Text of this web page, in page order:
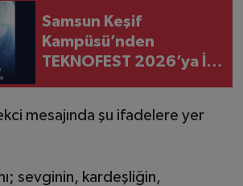
Samsun Keşif
Kampüsü’nden
TEKNOFEST 2026’ya İki
mesajında şu ifadelere yer
sevginin, kardeşliğin,